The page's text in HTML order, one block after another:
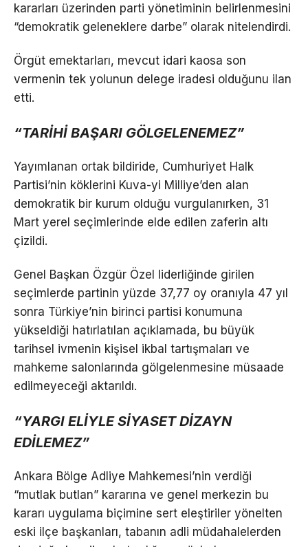
kararları üzerinden parti yönetiminin belirlenmesini
“demokratik geleneklere darbe” olarak nitelendirdi.
Örgüt emektarları, mevcut idari kaosa son
vermenin tek yolunun delege iradesi olduğunu ilan
etti.
“TARİHİ BAŞARI GÖLGELENEMEZ”
Yayımlanan ortak bildiride, Cumhuriyet Halk
Partisi’nin köklerini Kuva-yi Milliye’den alan
demokratik bir kurum olduğu vurgulanırken, 31
Mart yerel seçimlerinde elde edilen zaferin altı
çizildi.
Genel Başkan Özgür Özel liderliğinde girilen
seçimlerde partinin yüzde 37,77 oy oranıyla 47 yıl
sonra Türkiye’nin birinci partisi konumuna
yükseldiği hatırlatılan açıklamada, bu büyük
tarihsel ivmenin kişisel ikbal tartışmaları ve
mahkeme salonlarında gölgelenmesine müsaade
edilmeyeceği aktarıldı.
“YARGI ELİYLE SİYASET DİZAYN
EDİLEMEZ”
Ankara Bölge Adliye Mahkemesi’nin verdiği
“mutlak butlan” kararına ve genel merkezin bu
kararı uygulama biçimine sert eleştiriler yönelten
eski ilçe başkanları, tabanın adli müdahalelerden